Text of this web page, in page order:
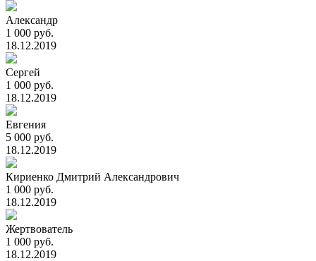
Александр
1 000 руб.
18.12.2019
Сергей
1 000 руб.
18.12.2019
Евгения
5 000 руб.
18.12.2019
Кириенко Дмитрий Александрович
1 000 руб.
18.12.2019
Жертвователь
1 000 руб.
18.12.2019